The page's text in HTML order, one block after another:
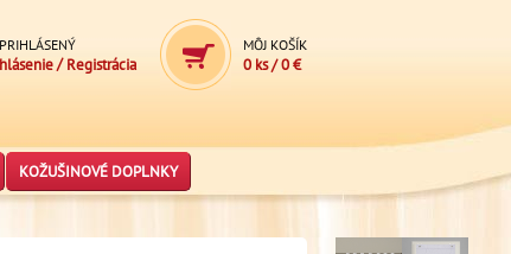
/Registrácia
MÔJ KOŠÍK
0 ks/0 €
KOŽUŠINOVÉ DOPLNKY